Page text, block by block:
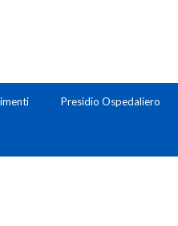
Presidio Ospedaliero